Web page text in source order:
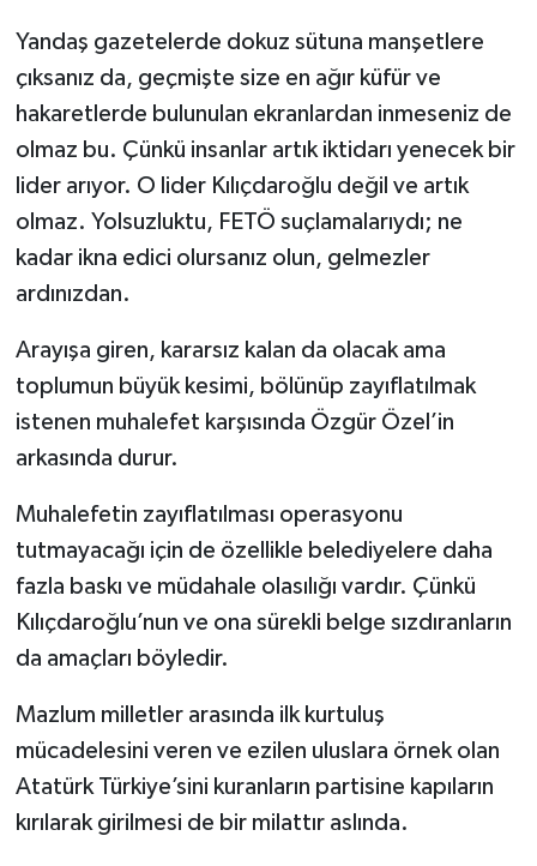
Yandaş gazetelerde dokuz sütuna manşetlere
çıksanız da, geçmişte size en ağır küfür ve
hakaretlerde bulunulan ekranlardan inmeseniz de
olmaz bu. Çünkü insanlar artık iktidarı yenecek bir
lider arıyor. O lider Kılıçdaroğlu değil ve artık
olmaz. Yolsuzluktu, FETÖ suçlamalarıydı; ne
kadar ikna edici olursanız olun, gelmezler
ardınızdan.
Arayışa giren, kararsız kalan da olacak ama
toplumun büyük kesimi, bölünüp zayıflatılmak
istenen muhalefet karşısında Özgür Özel’in
arkasında durur.
Muhalefetin zayıflatılması operasyonu
tutmayacağı için de özellikle belediyelere daha
fazla baskı ve müdahale olasılığı vardır. Çünkü
Kılıçdaroğlu’nun ve ona sürekli belge sızdıranların
da amaçları böyledir.
Mazlum milletler arasında ilk kurtuluş
mücadelesini veren ve ezilen uluslara örnek olan
Atatürk Türkiye’sini kuranların partisine kapıların
kırılarak girilmesi de bir milattır aslında.